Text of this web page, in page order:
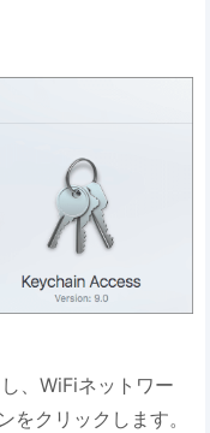
、WiFiネットワー
をクリックします。